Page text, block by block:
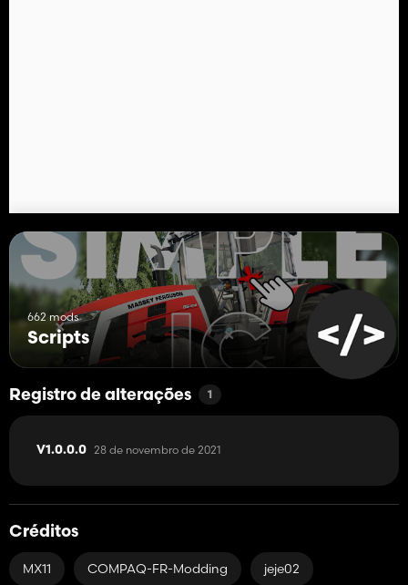
662 mods
Scripts
Registro de alterações 1
V1.0.0.0 28 de novembro de 2021
Créditos
MX11 COMPAQ-FR-Modding jeje02